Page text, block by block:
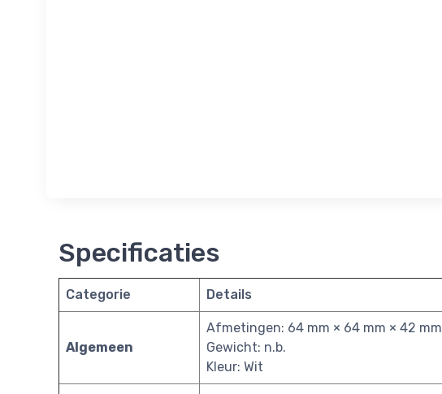
Specificaties
Categorie Details
Algemeen
Afmetingen: 64 mm × 64 mm × 42 mm
Gewicht: n.b.
Kleur: Wit